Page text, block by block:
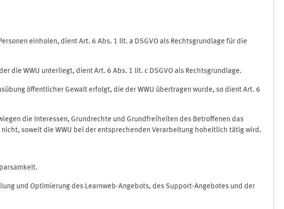
einholen, dient Art. 6 Abs. 1 lit. a DSGVO als Rechtsgrundlage für die
die WWU unterliegt, dient Art. 6 Abs. 1 lit. c DSGVO als Rechtsgrundlage.
öffentlicher Gewalt erfolgt, die der WWU übertragen wurde, so dient Art. 6
die Interessen, Grundrechte und Grundfreiheiten des Betroffenen das
soweit die WWU bei der entsprechenden Verarbeitung hoheitlich tätig wird.
und Optimierung des Learnweb-Angebots, des Support-Angebotes und der